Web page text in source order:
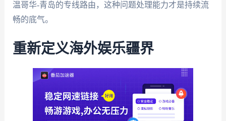
温哥华-青岛的专线路由，这种问题处理能力才是持续流
畅的底气。
重新定义海外娱乐疆界